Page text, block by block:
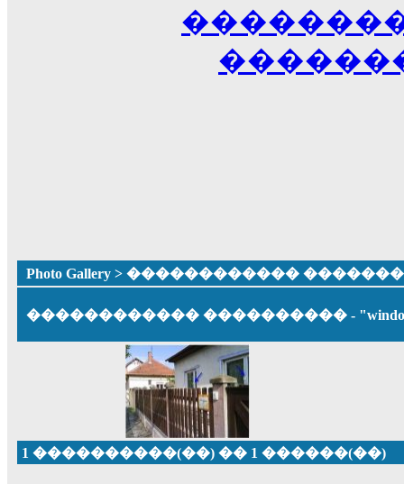
Photo Gallery > ������������
������������ ���������� -
1 ����������(��) �� 1 ������(��)